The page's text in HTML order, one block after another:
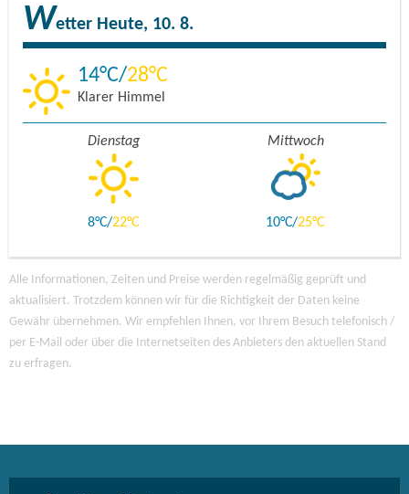
Wetter Heute, 10. 8.
14 28
Klarer Himmel
Dienstag
8 22
Mittwoch
10 25
Alle Informationen, Zeiten und Preise werden regelmäßig geprüft und
aktualisiert. Trotzdem können wir für die Richtigkeit der Daten keine
Gewähr übernehmen. Wir empfehlen Ihnen, vor Ihrem Besuch telefonisch /
per E-Mail oder über die Internetseiten des Anbieters den aktuellen Stand
zu erfragen.